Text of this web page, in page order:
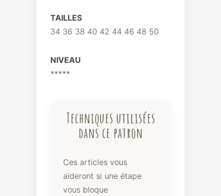
TAILLES
34 36 38 40 42 44 46 48 50
NIVEAU
*****
Techniques utilisées
dans ce patron
Ces articles vous
aideront si une étape
vous bloque